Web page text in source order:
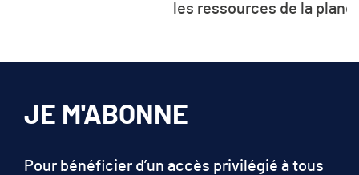
les articles publiés sur site.